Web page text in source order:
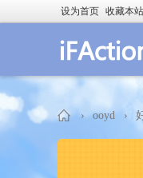
设为首页 收藏本站
› ooyd ›